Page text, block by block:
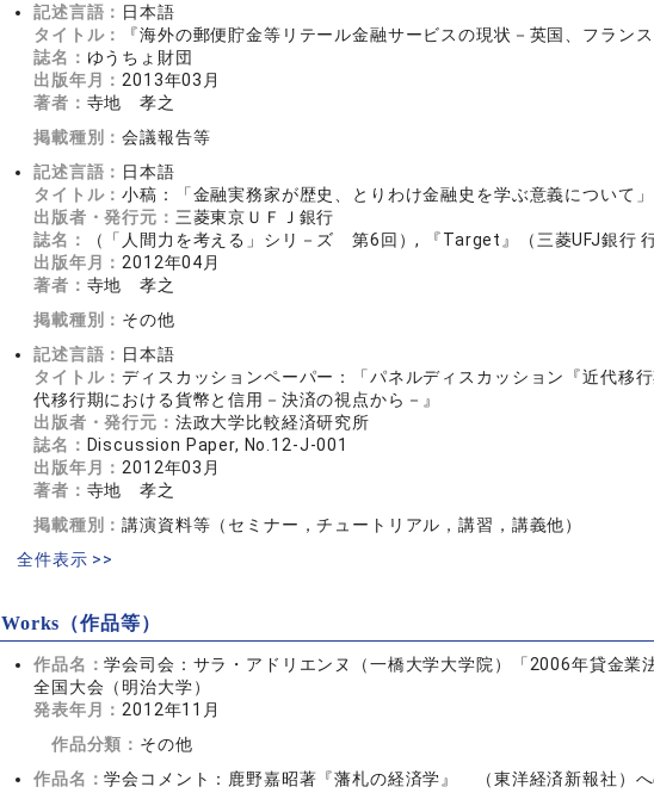
記述言語： 日本語
タイトル：
『海外の郵便貯金等リテール金融サービスの現状－英国、フランス
誌名： ゆうちょ財団
出版年月： 2013年03月
著者： 寺地 孝之
掲載種別：会議報告等
記述言語： 日本語
タイトル：小稿：「金融実務家が歴史、とりわけ金融史を学ぶ意義について」
出版者・発行元： 三菱東京ＵＦＪ銀行
誌名：
（「人間力を考える」シリ－ズ 第6回）, 『Target』（三菱UFJ銀行
出版年月： 2012年04月
著者： 寺地 孝之
掲載種別： その他
記述言語： 日本語
タイトル：ディスカッションペーパー：「パネルディスカッション『近代移
代移行期における貨幣と信用－決済の視点から－』
出版者・発行元： 法政大学比較経済研究所
誌名： Discussion Paper, No.12-J-001
出版年月： 2012年03月
著者： 寺地 孝之
掲載種別：講演資料等（セミナー，チュートリアル，講習，講義他）
全件表示 >>
Works（作品等）
作品名：学会司会：サラ・アドリエンヌ（一橋大学大学院）「2006年貸金
全国大会（明治大学）
発表年月： 2012年11月
作品分類： その他
作品名：学会コメント：鹿野嘉昭著『藩札の経済学』 （東洋経済新報社）